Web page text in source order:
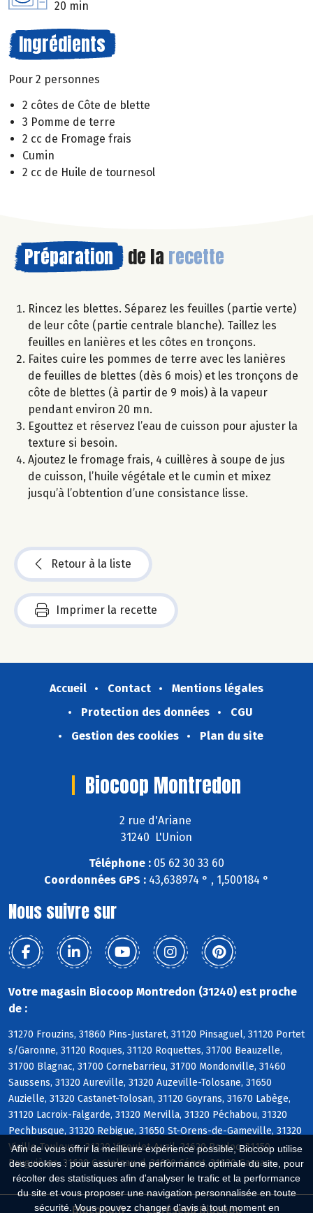
Afin de vous offrir la meilleure expérience possible, Biocoop utilise
des cookies : pour assurer une performance optimale du site, pour
récolter des statistiques afin d'analyser le trafic et la performance
du site et vous proposer une navigation personnalisée en toute
sécurité. Vous pouvez changer d'avis à tout moment en
20 min
Ingrédients
Pour 2 personnes
2 côtes de Côte de blette
3 Pomme de terre
2 cc de Fromage frais
Cumin
2 cc de Huile de tournesol
Préparation de la recette
Rincez les blettes. Séparez les feuilles (partie verte)
de leur côte (partie centrale blanche). Taillez les
feuilles en lanières et les côtes en tronçons.
Faites cuire les pommes de terre avec les lanières
de feuilles de blettes (dès 6 mois) et les tronçons de
côte de blettes (à partir de 9 mois) à la vapeur
pendant environ 20 mn.
Egouttez et réservez l’eau de cuisson pour ajuster la
texture si besoin.
Ajoutez le fromage frais, 4 cuillères à soupe de jus
de cuisson, l’huile végétale et le cumin et mixez
jusqu’à l’obtention d’une consistance lisse.
Retour à la liste
Imprimer la recette
Accueil Contact
Mentions légales
Protection des données
CGU
Gestion des cookies
Plan du site
Biocoop Montredon
2 rue d'Ariane
31240 L'Union
Téléphone : 05 62 30 33 60
Coordonnées GPS : 43,638974 ° , 1,500184 °
Nous suivre sur
Votre magasin Biocoop Montredon (31240) est proche
de :
31270 Frouzins, 31860 Pins-Justaret, 31120 Pinsaguel, 31120 Portet
s/Garonne, 31120 Roques, 31120 Roquettes, 31700 Beauzelle,
31700 Blagnac, 31700 Cornebarrieu, 31700 Mondonville, 31460
Saussens, 31320 Aureville, 31320 Auzeville-Tolosane, 31650
Auzielle, 31320 Castanet-Tolosan, 31120 Goyrans, 31670 Labège,
31120 Lacroix-Falgarde, 31320 Mervilla, 31320 Péchabou, 31320
Pechbusque, 31320 Rebigue, 31650 St-Orens-de-Gameville, 31320
Vieille-Toulouse, 31320 Vigoulet-Auzil, 31620 Bouloc, 31150
Bruguières, 31620 Castelnau-d, 31620 Cépet, 31620 Gargas
Biocoop.fr Le réseau Biocoop